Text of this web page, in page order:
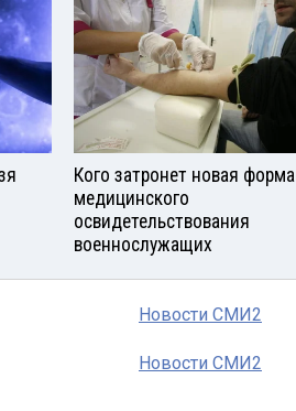
Кого затронет новая форма
медицинского
освидетельствования
военнослужащих
Новости СМИ2
Новости СМИ2